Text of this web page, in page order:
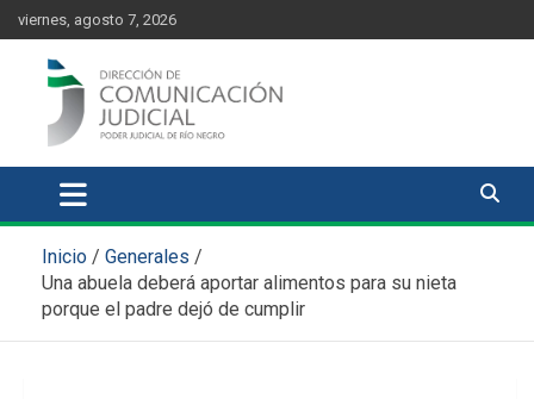
content
Skip
to
content
viernes, agosto 7, 2026
Comunicación Judicial
Inicio
Generales
Una abuela deberá aportar alimentos para su nieta
porque el padre dejó de cumplir